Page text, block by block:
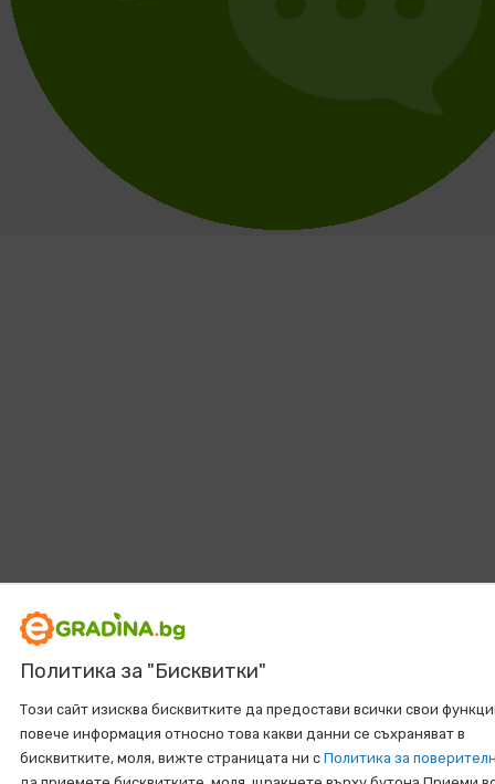
Политика за "Бисквитки"
Този сайт изисква бисквитките да предостави всички свои
повече информация относно това какви данни се съхраняват в
бисквитките, моля, вижте страницата ни с Политика за